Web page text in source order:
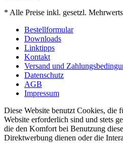
* Alle Preise inkl. gesetzl.
Bestellformular
Downloads
Linktipps
Kontakt
Versand und
Datenschutz
AGB
Impressum
Diese Website benutzt Cookies, die
Website erforderlich sind und stets
die den Komfort bei Benutzung
Direktwerbung dienen oder die